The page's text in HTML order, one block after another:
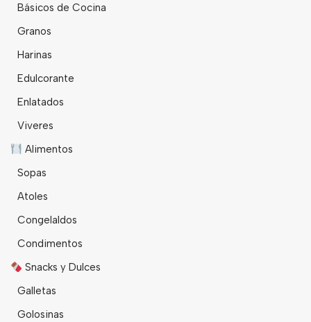
Básicos de Cocina
Granos
Harinas
Edulcorante
Enlatados
Viveres
Alimentos
Sopas
Atoles
Congelaldos
Condimentos
Snacks y Dulces
Galletas
Golosinas